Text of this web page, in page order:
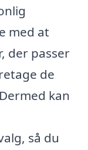
med at
der passer
de
kan
så du